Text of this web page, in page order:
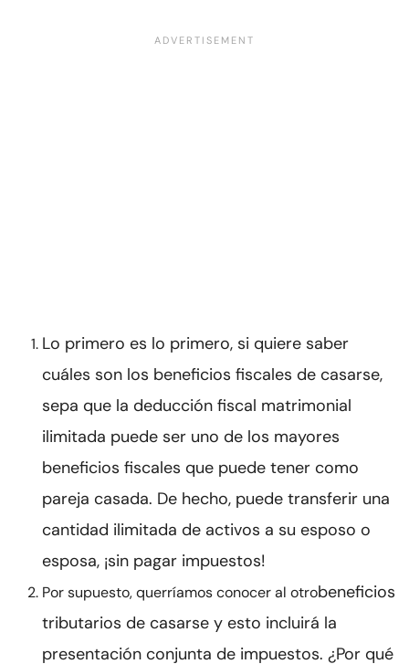
Lo primero es lo primero, si quiere saber
cuáles son los beneficios fiscales de casarse,
sepa que la deducción fiscal matrimonial
ilimitada puede ser uno de los mayores
beneficios fiscales que puede tener como
pareja casada. De hecho, puede transferir una
cantidad ilimitada de activos a su esposo o
esposa, ¡sin pagar impuestos!
Por supuesto, querríamos conocer al otrobeneficios
tributarios de casarse y esto incluirá la
presentación conjunta de impuestos. ¿Por qué